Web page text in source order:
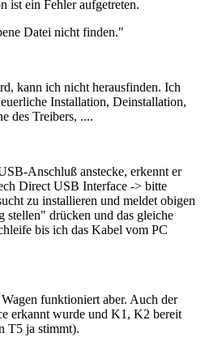
ist ein Fehler aufgetreten.
Datei nicht finden."
kann ich nicht herausfinden. Ich
Installation, Deinstallation,
des Treibers, ....
Anschluß anstecke, erkennt er
Direct USB Interface -> bitte
zu installieren und meldet obigen
stellen" drücken und das gleiche
bis ich das Kabel vom PC
funktioniert aber. Auch der
erkannt wurde und K1, K2 bereit
T5 ja stimmt).